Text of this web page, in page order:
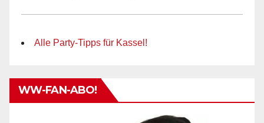
Alle Party-Tipps für Kassel!
WW-FAN-ABO!